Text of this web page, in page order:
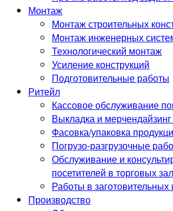
Монтаж
Монтаж строительных
Монтаж инженерных
Технологический монтаж
Усиление конструкций
Подготовительные работы
Ритейл
Кассовое обслуживание
Выкладка и
Фасовка/упаковка
Погрузо-разгрузочные
Обслуживание и
посетителей в торговых
Работы в заготовительных
Производство